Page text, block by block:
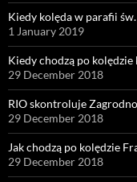
Kiedy kolęda w parafii św.
1 January 2019
Kiedy chodzą po kolędzie
29 December 2018
RIO skontroluje Zagrodno
29 December 2018
Jak chodzą po kolędzie
29 December 2018